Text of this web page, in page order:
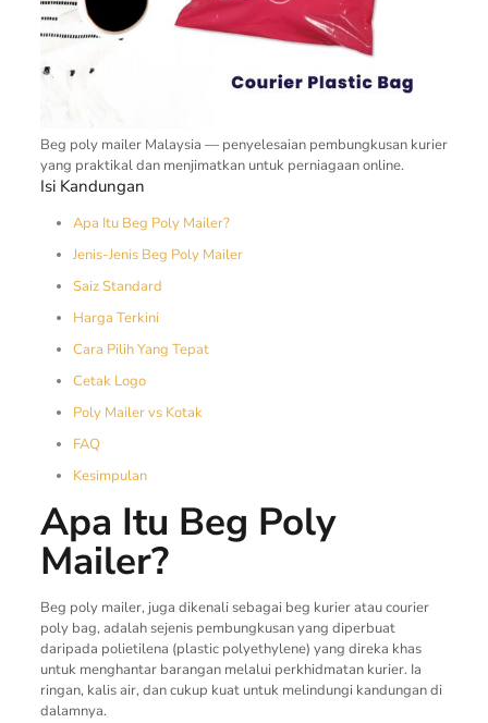
Beg poly mailer Malaysia — penyelesaian pembungkusan kurier
yang praktikal dan menjimatkan untuk perniagaan online.
Isi Kandungan
Apa Itu Beg Poly Mailer?
Jenis-Jenis Beg Poly Mailer
Saiz Standard
Harga Terkini
Cara Pilih Yang Tepat
Cetak Logo
Poly Mailer vs Kotak
FAQ
Kesimpulan
Apa Itu Beg Poly
Mailer?
Beg poly mailer, juga dikenali sebagai beg kurier atau courier
poly bag, adalah sejenis pembungkusan yang diperbuat
daripada polietilena (plastic polyethylene) yang direka khas
untuk menghantar barangan melalui perkhidmatan kurier. Ia
ringan, kalis air, dan cukup kuat untuk melindungi kandungan di
dalamnya.